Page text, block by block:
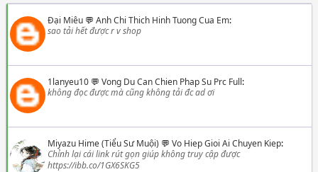
Đại Miêu💬 Anh Chi Thich Hinh Tuong Cua Em:
sao tải hết được r v shop
1lanyeu10💬 Vong Du Can Chien Phap Su Prc Full:
không đọc được mà cũng không tải đc ad ơi
Miyazu Hime (Tiểu Sư Muội) 💬 Vo Hiep Gioi Ai Chuyen Kiep:
Chỉnh lại cái link rút gọn giúp không truy cập được
https://ibb.co/1GX6SKG5